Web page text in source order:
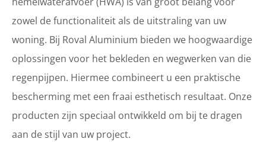
zowel de functionaliteit als de uitstraling van uw
woning. Bij Roval Aluminium bieden we hoogwaardige
oplossingen voor het bekleden en wegwerken van die
regenpijpen. Hiermee combineert u een praktische
bescherming met een fraai esthetisch resultaat. Onze
producten zijn speciaal ontwikkeld om bij te dragen
aan de stijl van uw project.